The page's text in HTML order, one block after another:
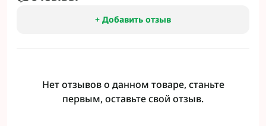
+ Добавить отзыв
Нет отзывов о данном товаре, станьте
первым, оставьте свой отзыв.